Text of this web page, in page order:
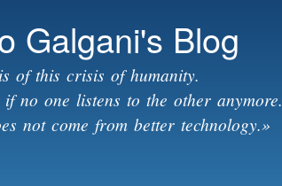
Galgani's Blog
of this crisis of humanity.
no one listens to the other anymore.
not come from better technology.»